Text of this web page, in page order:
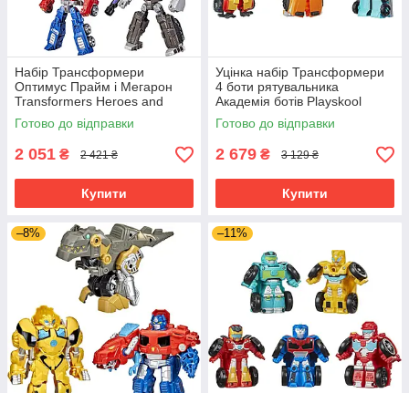
Набір Трансформери
Оптимус Прайм і Мегарон
Transformers Heroes and
Villains Optimus Prime and
Megatron F5442
Готово до відправки
2 051 ₴ 2 421 ₴
Купити
Уцінка набір Трансформери
4 боти рятувальника
Академія ботів Playskool
Heroes Transformers Rescue
Bots
Готово до відправки
2 679 ₴ 3 129 ₴
Купити
–8% –11%